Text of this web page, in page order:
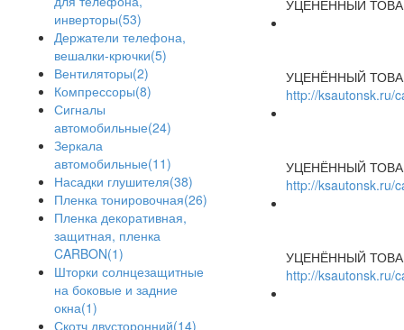
инверторы(53)
Держатели телефона,
вешалки-крючки(5)
Вентиляторы(2)
Компрессоры(8)
Сигналы
автомобильные(24)
Зеркала
автомобильные(11)
Насадки глушителя(38)
Пленка тонировочная(26)
Пленка декоративная,
защитная, пленка
CARBON(1)
Шторки солнцезащитные
на боковые и задние
окна(1)
Скотч двусторонний(14)
УЦЕНЁННЫЙ
УЦЕНЁННЫЙ
http://ksautonsk.ru/
УЦЕНЁННЫЙ
http://ksautonsk.ru/
УЦЕНЁННЫЙ
http://ksautonsk.ru/